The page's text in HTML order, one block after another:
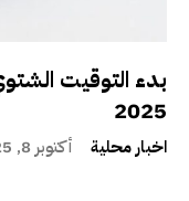
2025
اخبار محلية أكتوبر 8, 2025